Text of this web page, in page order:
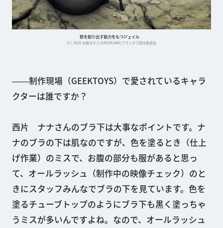
鉄を創り出す能力をもつジェイル
(C) 2020 水無月すう/KADOKAWA/プランダラ製作委員会
――制作現場（GEEKTOYS）で愛されているキャラ
クターは誰ですか？
西片 ナナさんのブラ下は大事なポイントです。ナ
ナのブラの下は肌なのですが、色を塗るとき（仕上
げ作業）のミスで、お腹の部分も服があると思っ
て、オールラッシュ（制作中の映像チェック）のと
きにスタッフみんなでブラの下を見ています。色を
塗るチューブトップのようにブラ下も黒く塗っちゃ
うミスが多いんですよね。なので、オールラッシュ